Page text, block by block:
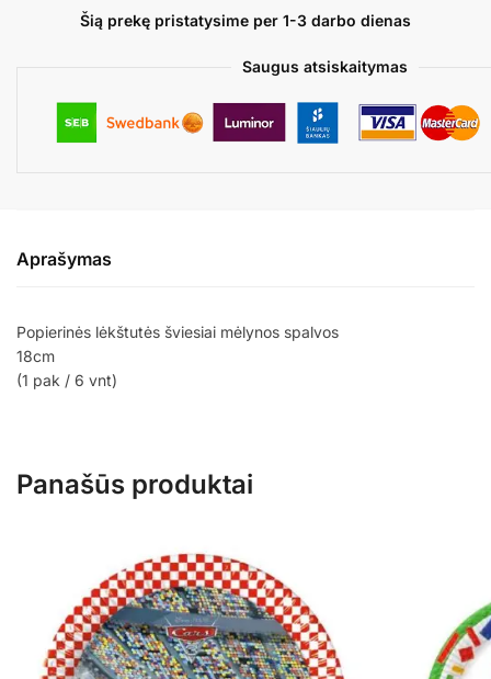
Šią prekę pristatysime per 1-3 darbo dienas
Saugus atsiskaitymas
Aprašymas
Popierinės lėkštutės šviesiai mėlynos spalvos
18cm
(1 pak / 6 vnt)
Panašūs produktai